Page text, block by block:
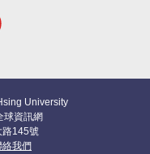
University
球資訊網
145號
絡我們